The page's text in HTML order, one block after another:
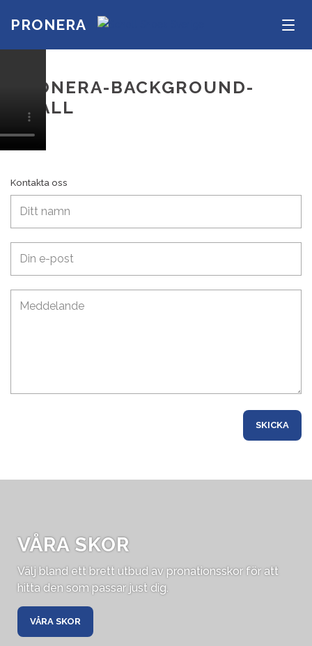
PRONERA
PRONERA-BACKGROUND-
SMALL
Kontakta oss
VÅRA SKOR
Välj bland ett brett utbud av pronationsskor för att
hitta den som passar just dig.
VÅRA SKOR